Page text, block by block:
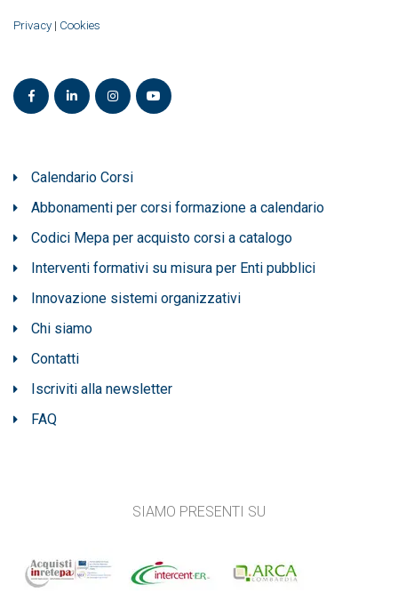
Privacy | Cookies
Calendario Corsi
Abbonamenti per corsi formazione a calendario
Codici Mepa per acquisto corsi a catalogo
Interventi formativi su misura per Enti pubblici
Innovazione sistemi organizzativi
Chi siamo
Contatti
Iscriviti alla newsletter
FAQ
SIAMO PRESENTI SU